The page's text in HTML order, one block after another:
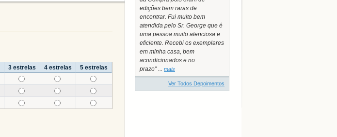
3 estrelas 4 estrelas
5 estrelas
edições bem raras de
encontrar. Fui muito bem
atendida pelo Sr. George que é
uma pessoa muito atenciosa e
eficiente. Recebi os exemplares
em minha casa, bem
acondicionados e no
prazo” ... mais
Ver Todos Depoimentos